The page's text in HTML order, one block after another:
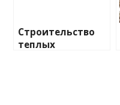
Строительство
теплых